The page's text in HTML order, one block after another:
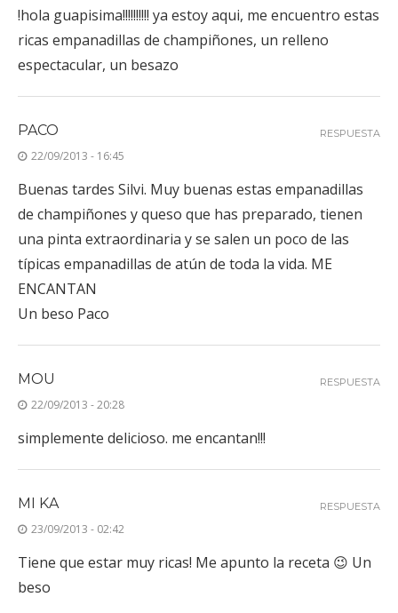
!hola guapisima!!!!!!!!!! ya estoy aqui, me encuentro estas
ricas empanadillas de champiñones, un relleno
espectacular, un besazo
PACO
22/09/2013 - 16:45
Buenas tardes Silvi. Muy buenas estas empanadillas
de champiñones y queso que has preparado, tienen
una pinta extraordinaria y se salen un poco de las
típicas empanadillas de atún de toda la vida. ME
ENCANTAN
Un beso Paco
RESPUESTA
MOU
22/09/2013 - 20:28
simplemente delicioso. me encantan!!!
RESPUESTA
MI KA
23/09/2013 - 02:42
Tiene que estar muy ricas! Me apunto la receta 😉 Un
beso
RESPUESTA